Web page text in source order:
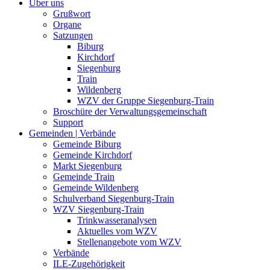
Über uns
Grußwort
Organe
Satzungen
Biburg
Kirchdorf
Siegenburg
Train
Wildenberg
WZV der Gruppe Siegenburg-Train
Broschüre der Verwaltungsgemeinschaft
Support
Gemeinden | Verbände
Gemeinde Biburg
Gemeinde Kirchdorf
Markt Siegenburg
Gemeinde Train
Gemeinde Wildenberg
Schulverband Siegenburg-Train
WZV Siegenburg-Train
Trinkwasseranalysen
Aktuelles vom WZV
Stellenangebote vom WZV
Verbände
ILE-Zugehörigkeit